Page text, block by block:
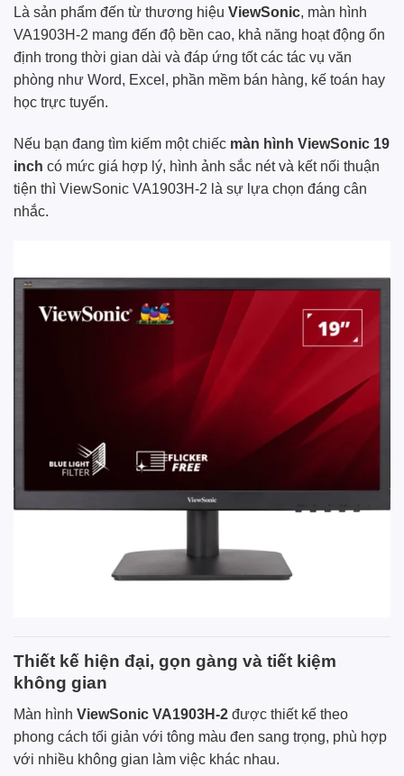
Là sản phẩm đến từ thương hiệu ViewSonic, màn hình
VA1903H-2 mang đến độ bền cao, khả năng hoạt động ổn
định trong thời gian dài và đáp ứng tốt các tác vụ văn
phòng như Word, Excel, phần mềm bán hàng, kế toán hay
học trực tuyến.
Nếu bạn đang tìm kiếm một chiếc màn hình ViewSonic 19
inch có mức giá hợp lý, hình ảnh sắc nét và kết nối thuận
tiện thì ViewSonic VA1903H-2 là sự lựa chọn đáng cân
nhắc.
Thiết kế hiện đại, gọn gàng và tiết kiệm
không gian
Màn hình ViewSonic VA1903H-2 được thiết kế theo
phong cách tối giản với tông màu đen sang trọng, phù hợp
với nhiều không gian làm việc khác nhau.